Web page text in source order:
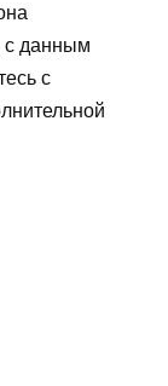
с данным
с